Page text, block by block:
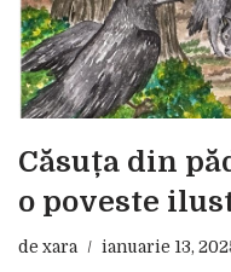
Căsuța din
o poveste
de xara ianuarie 13,